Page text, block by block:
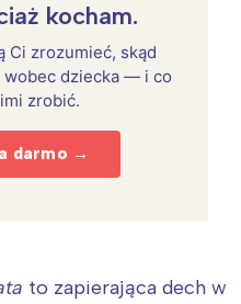
kocham.
Ci zrozumieć, skąd
wobec dziecka — i co
zrobić.
darmo →
to zapierająca dech w